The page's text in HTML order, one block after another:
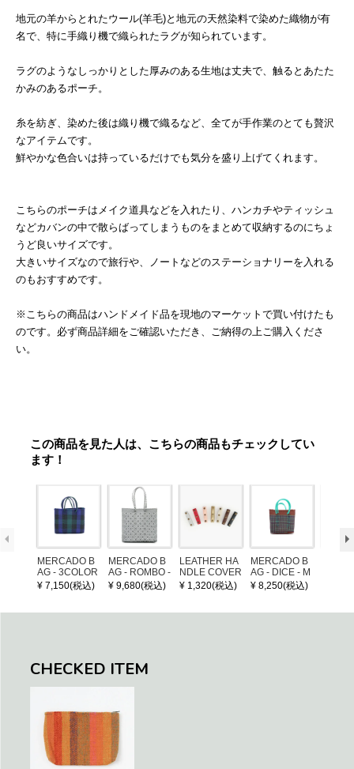
地元の羊からとれたウール(羊毛)と地元の天然染料で染めた織物が有
名で、特に手織り機で織られたラグが知られています。
ラグのようなしっかりとした厚みのある生地は丈夫で、触るとあたた
かみのあるポーチ。
糸を紡ぎ、染めた後は織り機で織るなど、全てが手作業のとても贅沢
なアイテムです。
鮮やかな色合いは持っているだけでも気分を盛り上げてくれます。
こちらのポーチはメイク道具などを入れたり、ハンカチやティッシュ
などカバンの中で散らばってしまうものをまとめて収納するのにちょ
うど良いサイズです。
大きいサイズなので旅行や、ノートなどのステーショナリーを入れる
のもおすすめです。
※こちらの商品はハンドメイド品を現地のマーケットで買い付けたも
のです。必ず商品詳細をご確認いただき、ご納得の上ご購入くださ
い。
この商品を見た人は、こちらの商品もチェックしてい
ます！
MERCADO B
AG - 3COLOR
S CHECK - Bl
¥ 7,150(税込)
MERCADO B
AG - ROMBO -
LONG HANDL
¥ 9,680(税込)
LEATHER HA
NDLE COVER
¥ 1,320(税込)
MERCADO B
AG - DICE - M
OSAIC - Copp
¥ 8,250(税込)
CHECKED ITEM